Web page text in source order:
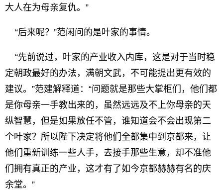
大人在为母亲复仇。”
“后来呢？”范闲问的是叶家的事情。
“先前说过，叶家的产业收入内库，这是对于当时稳
定朝政最好的办法，满朝文武，不可能提出更有效的
建议。”范建解释道：“问题就是那些大掌柜们，他们都
是你母亲一手教出来的，虽然远远及不上你母亲的天
纵智慧，但是如果放任不管，谁知道会不会出现第二
个叶家？所以陛下决定将他们全都集中到京都来，让
他们重新训练一些人手，去接手那些生意，却不准他
们拥有真正的产业，这才有了如今京都赫赫有名的庆
余堂。”